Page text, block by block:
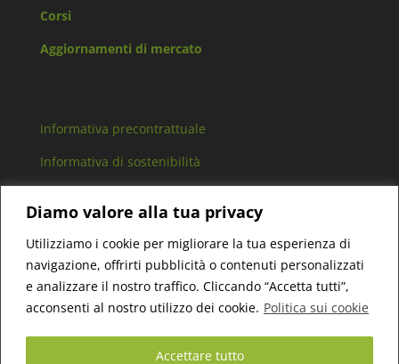
Diamo valore alla tua privacy
Utilizziamo i cookie per migliorare la tua esperienza di
navigazione, offrirti pubblicità o contenuti personalizzati
e analizzare il nostro traffico. Cliccando “Accetta tutti”,
acconsenti al nostro utilizzo dei cookie. Politica sui cookie
Accettare tutto
Corsi
Aggiornamenti di mercato
Informativa precontrattuale
Informativa di sostenibilità
Bert Consulting SCF Srl – P.IVA 11306750016 –
Cap.Sociale 10.000€ i.v. – Reg. Imp. di TO 1203201 –